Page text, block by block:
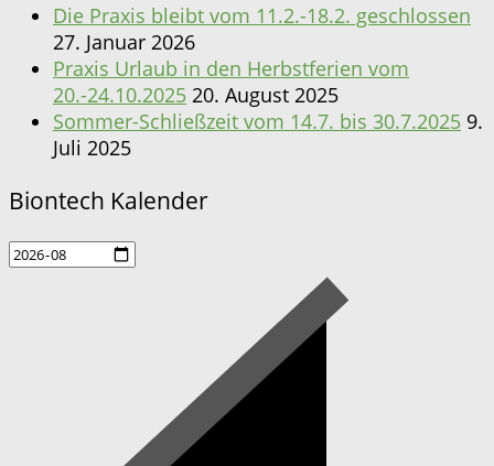
Die Praxis bleibt vom 11.2.-18.2. geschlossen
27. Januar 2026
Praxis Urlaub in den Herbstferien vom
20.-24.10.2025 20. August 2025
Sommer-Schließzeit vom 14.7. bis 30.7.2025 9.
Juli 2025
Biontech Kalender